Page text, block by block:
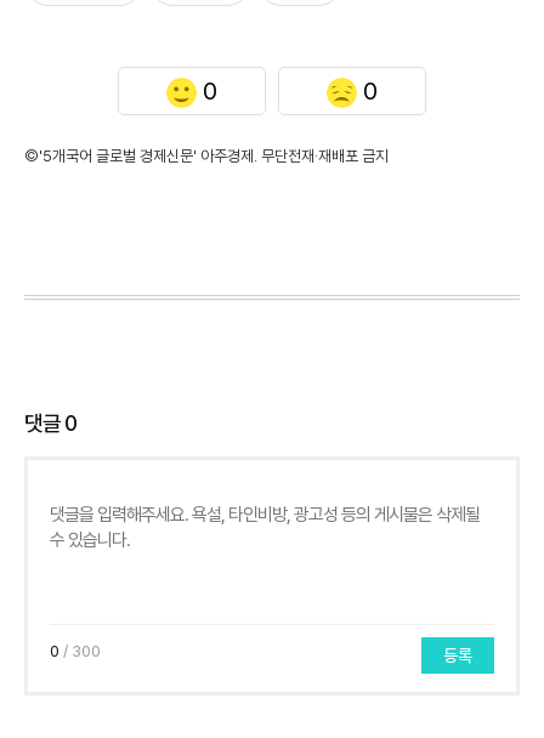
0 0
©'5개국어 글로벌 경제신문' 아주경제. 무단전재·재배포 금지
댓글0
0 / 300 등록